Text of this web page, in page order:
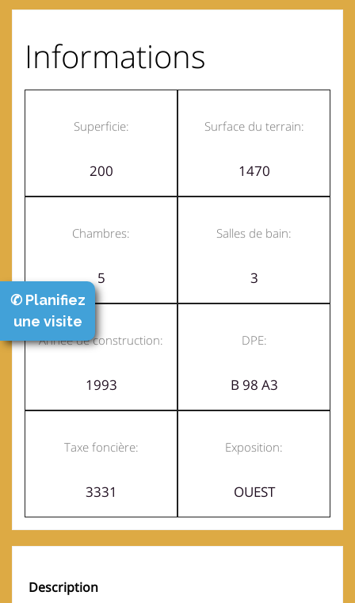
Informations
Superficie:
200
Surface du terrain:
1470
Chambres:
5
Salles de bain:
3
Année de construction:
1993
DPE:
B 98 A3
Taxe foncière:
3331
Exposition:
OUEST
Description
✆ Planifiez
une visite